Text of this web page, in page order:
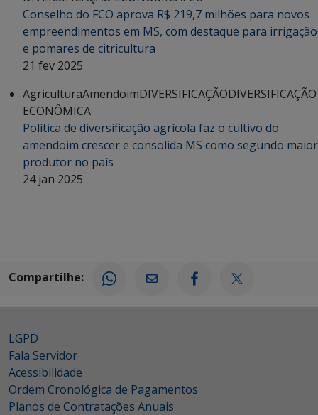
Conselho do FCO aprova R$ 219,7 milhões para novos
empreendimentos em MS, com destaque para irrigação
e pomares de citricultura
21 fev 2025
AgriculturaAmendoimDIVERSIFICAÇÃODIVERSIFICAÇÃO
ECONÔMICA
Política de diversificação agrícola faz o cultivo do
amendoim crescer e consolida MS como segundo maior
produtor no país
24 jan 2025
Compartilhe:
LGPD
Fala Servidor
Acessibilidade
Ordem Cronológica de Pagamentos
Planos de Contratações Anuais